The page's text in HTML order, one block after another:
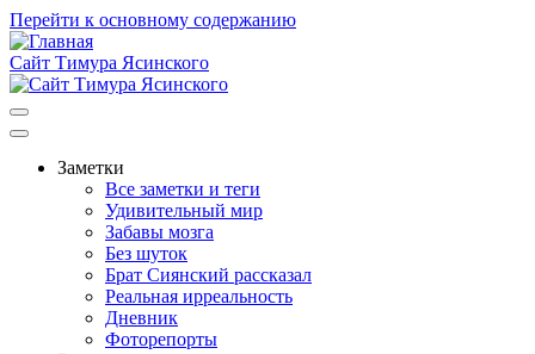
Перейти к основному содержанию
Сайт Тимура Ясинского
Основная
навигация
Заметки
Все заметки и теги
Удивительный мир
Забавы мозга
Без шуток
Брат Сиянский рассказал
Реальная ирреальность
Дневник
Фоторепорты